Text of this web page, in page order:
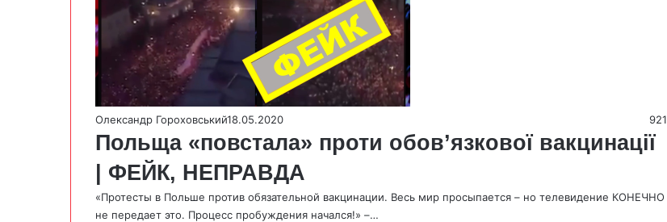
Олександр Гороховський18.05.2020 921
Польща «повстала» проти обов’язкової вакцинації
| ФЕЙК, НЕПРАВДА
«Протесты в Польше против обязательной вакцинации. Весь мир просыпается – но телевидение КОНЕЧНО
не передает это. Процесс пробуждения начался!» –…